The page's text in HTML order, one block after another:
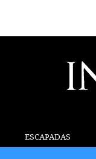
ESCAPADAS